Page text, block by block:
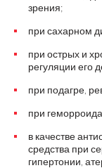
зрения;
при сахарном
при острых и
регуляции его
при подагре,
при
в качестве
средства при
гипертонии,